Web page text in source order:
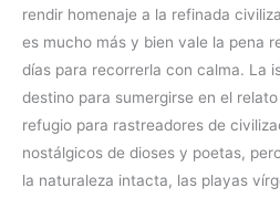
rendir homenaje a la refinada
es mucho más y bien vale la pena
días para recorrerla con calma. La
destino para sumergirse en el
refugio para rastreadores de
nostálgicos de dioses y poetas,
la naturaleza intacta, las playas